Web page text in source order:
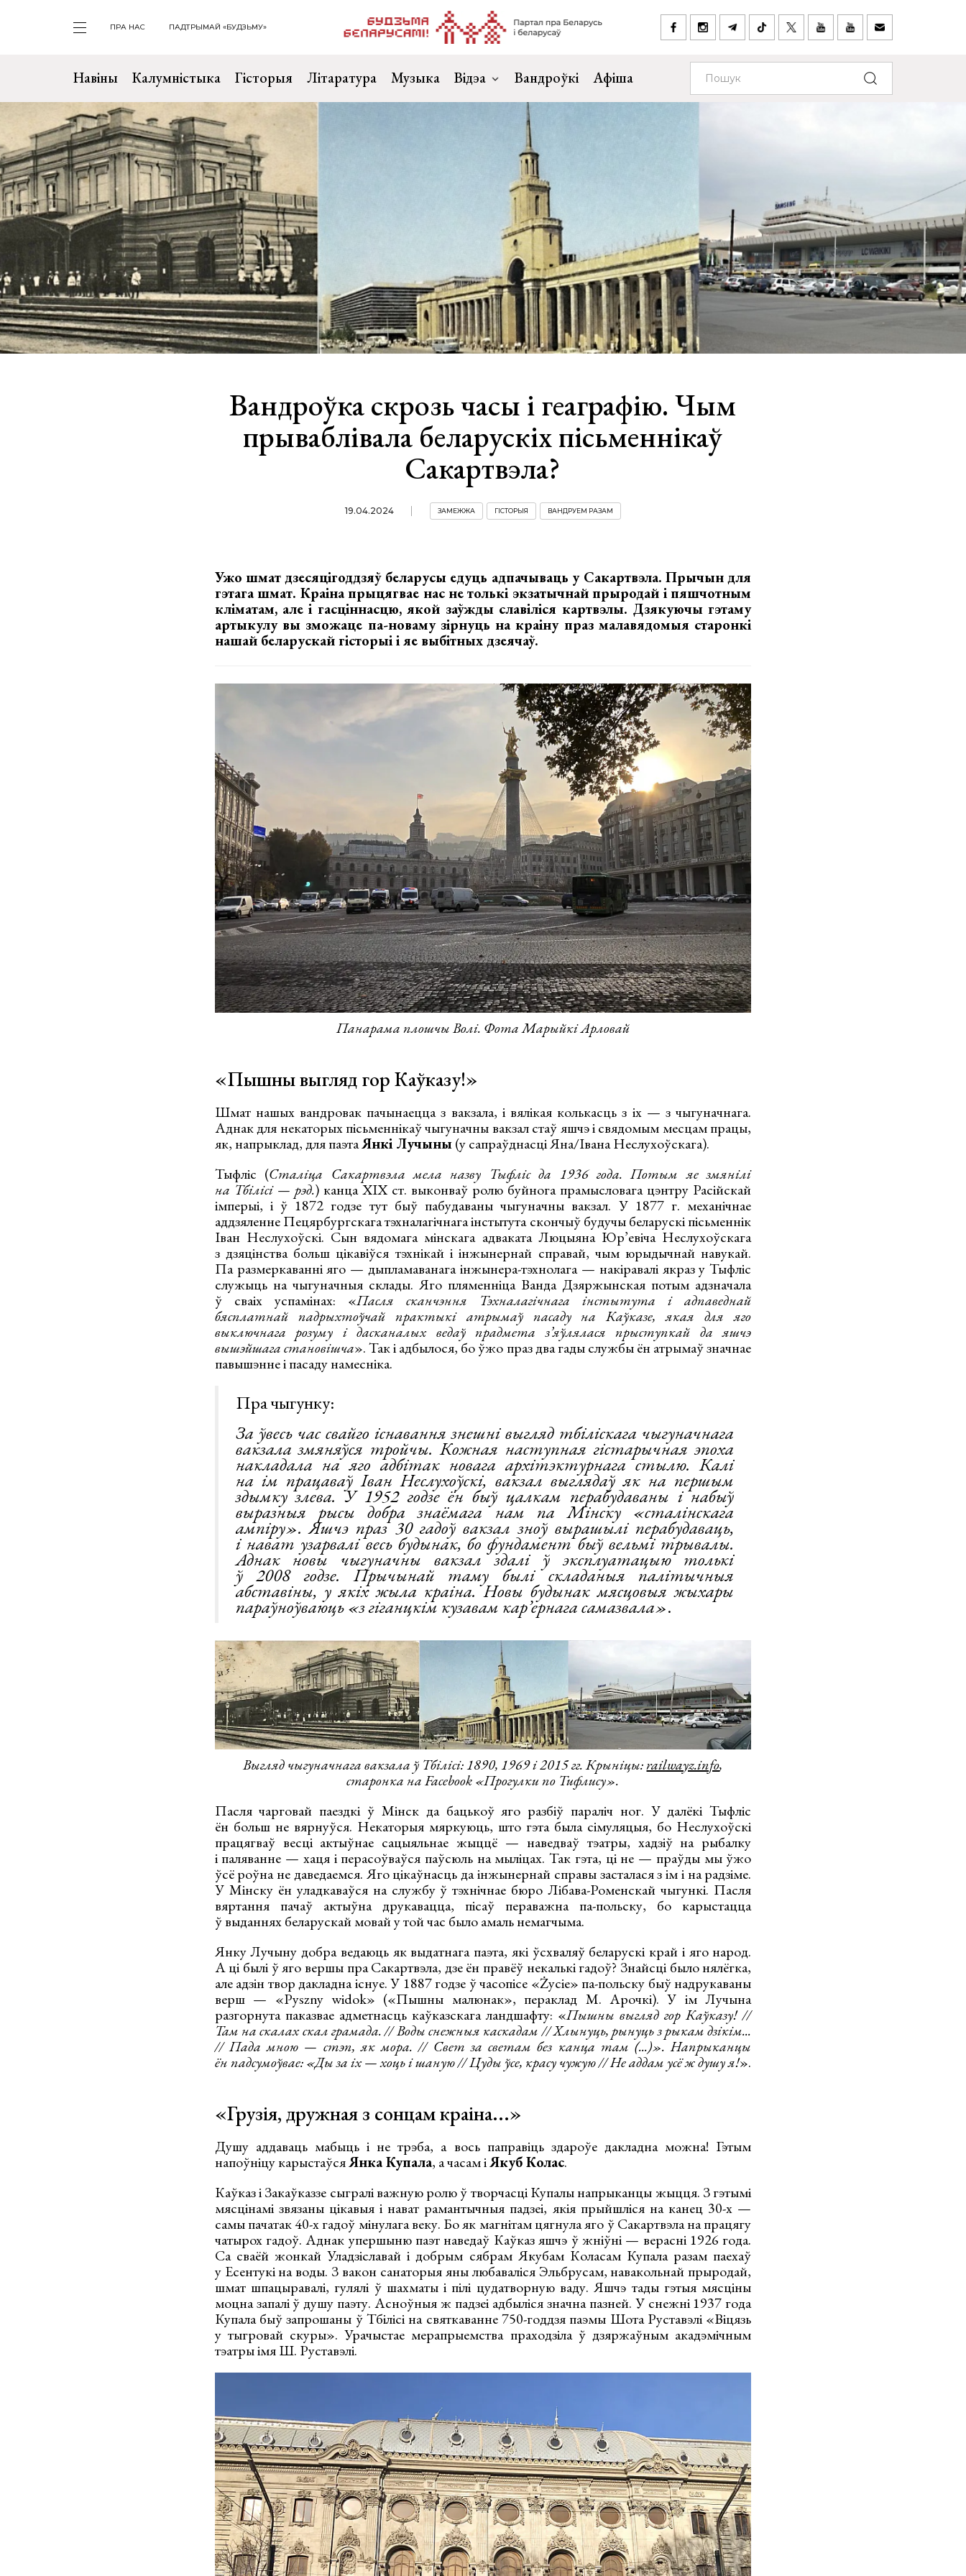
ПРА НАС ПАДТРЫМАЙ «БУДЗЬМУ»
Навіны Калумністыка Гісторыя Літаратура Музыка Відэа Вандроўкі Афіша
Вандроўка скрозь часы і геаграфію. Чым
прываблівала беларускіх пісьменнікаў
Сакартвэла?
19.04.2024 ЗАМЕЖЖА ГІСТОРЫЯ ВАНДРУЕМ РАЗАМ
Ужо шмат дзесяцігоддзяў беларусы едуць адпачываць у Сакартвэла. Прычын для
гэтага шмат. Краіна прыцягвае нас не толькі экзатычнай прыродай і пяшчотным
кліматам, але і гасціннасцю, якой заўжды славіліся картвэлы. Дзякуючы гэтаму
артыкулу вы зможаце па-новаму зірнуць на краіну праз малавядомыя старонкі
нашай беларускай гісторыі і яе выбітных дзеячаў.
Панарама плошчы Волі. Фота Марыйкі Арловай
«Пышны выгляд гор Каўказу!»
Шмат нашых вандровак пачынаецца з вакзала, і вялікая колькасць з іх — з чыгуначнага.
Аднак для некаторых пісьменнікаў чыгуначны вакзал стаў яшчэ і свядомым месцам працы,
як, напрыклад, для паэтаЯнкі Лучыны(у сапраўднасці Яна/Івана Неслухоўскага).
Тыфліс (Сталіца Сакартвэла мела назву Тыфліс да 1936 года. Потым яе змянілі
на Тбілісі — рэд.) канца ХІХ ст. выконваў ролю буйнога прамысловага цэнтру Расійскай
імперыі, і ў 1872 годзе тут быў пабудаваны чыгуначны вакзал. У 1877 г. механічнае
аддзяленне Пецярбургскага тэхналагічнага інстытута скончыў будучы беларускі пісьменнік
Іван Неслухоўскі. Сын вядомага мінскага адваката Люцыяна Юр’евіча Неслухоўскага
з дзяцінства больш цікавіўся тэхнікай і інжынернай справай, чым юрыдычнай навукай.
Па размеркаванні яго — дыпламаванага інжынера-тэхнолага — накіравалі якраз у Тыфліс
служыць на чыгуначныя склады. Яго пляменніца Ванда Дзяржынская потым адзначала
ў сваіх успамінах: «Пасля сканчэння Тэхналагічнага інстытута і адпаведнай
бясплатнай падрыхтоўчай практыкі атрымаў пасаду на Каўказе, якая для яго
выключнага розуму і дасканалых ведаў прадмета з’яўлялася прыступкай да яшчэ
вышэйшага становішча». Так і адбылося, бо ўжо праз два гады службы ён атрымаў значнае
павышэнне і пасаду намесніка.
Пра чыгунку:
За ўвесь час свайго існавання знешні выгляд тбіліскага чыгуначнага
вакзала змяняўся тройчы. Кожная наступная гістарычная эпоха
накладала на яго адбітак новага архітэктурнага стылю. Калі
на ім працаваў Іван Неслухоўскі, вакзал выглядаў як на першым
здымку злева. У 1952 годзе ён быў цалкам перабудаваны і набыў
выразныя рысы добра знаёмага нам па Мінску «сталінскага
ампіру». Яшчэ праз 30 гадоў вакзал зноў вырашылі перабудаваць,
і нават узарвалі весь будынак, бо фундамент быў вельмі трывалы.
Аднак новы чыгуначны вакзал здалі ў эксплуатацыю толькі
ў 2008 годзе. Прычынай таму былі складаныя палітычныя
абставіны, у якіх жыла краіна. Новы будынак мясцовыя жыхары
параўноўваюць «з гіганцкім кузавам кар’ернага самазвала».
Выгляд чыгуначнага вакзала ў Тбілісі: 1890, 1969 і 2015 гг. Крыніцы:railwayz.info,
старонка на Facebook «Прогулки по Тифлису».
Пасля чарговай паездкі ў Мінск да бацькоў яго разбіў параліч ног. У далёкі Тыфліс
ён больш не вярнуўся. Некаторыя мяркуюць, што гэта была сімуляцыя, бо Неслухоўскі
працягваў весці актыўнае сацыяльнае жыццё — наведваў тэатры, хадзіў на рыбалку
і паляванне — хаця і перасоўваўся паўсюль на мыліцах. Так гэта, ці не — праўды мы ўжо
ўсё роўна не даведаемся. Яго цікаўнасць да інжынернай справы засталася з ім і на радзіме.
У Мінску ён уладкаваўся на службу ў тэхнічнае бюро Лібава-Роменскай чыгункі. Пасля
вяртання пачаў актыўна друкавацца, пісаў пераважна па-польску, бо карыстацца
ў выданнях беларускай мовай у той час было амаль немагчыма.
Янку Лучыну добра ведаюць як выдатнага паэта, які ўсхваляў беларускі край і яго народ.
А ці былі ў яго вершы пра Сакартвэла, дзе ён правёў некалькі гадоў? Знайсці было нялёгка,
але адзін твор дакладна існуе. У 1887 годзе ў часопісе «Życie» па-польску быў надрукаваны
верш — «Pyszny widok» («Пышны малюнак», пераклад М. Арочкі). У ім Лучына
разгорнута паказвае адметнасць каўказскага ландшафту: «Пышны выгляд гор Каўказу! //
Там на скалах скал грамада. // Воды снежныя каскадам // Хлынуць, рынуць з рыкам дзікім...
// Пада мною — стэп, як мора. // Свет за светам без канца там (...)». Напрыканцы
ён падсумоўвае: «Ды за ix — хоць i шаную // Цуды ўсе, красу чужую // Не аддам усё ж душу я!».
«Грузія, дружная з сонцам краіна...»
Душу аддаваць мабыць і не трэба, а вось паправіць здароўе дакладна можна! Гэтым
напоўніцу карыстаўсяЯнка Купала, а часам іЯкуб Колас.
Каўказ і Закаўказзе сыгралі важную ролю ў творчасці Купалы напрыканцы жыцця. З гэтымі
мясцінамі звязаны цікавыя і нават рамантычныя падзеі, якія прыйшліся на канец 30-х —
самы пачатак 40-х гадоў мінулага веку. Бо як магнітам цягнула яго ў Сакартвэла на працягу
чатырох гадоў. Аднак упершыню паэт наведаў Каўказ яшчэ ў жніўні — верасні 1926 года.
Са сваёй жонкай Уладзіславай і добрым сябрам Якубам Коласам Купала разам паехаў
у Есентукі на воды. З вакон санаторыя яны любаваліся Эльбрусам, навакольнай прыродай,
шмат шпацыравалі, гулялі ў шахматы і пілі цудатворную ваду. Яшчэ тады гэтыя мясціны
моцна запалі ў душу паэту. Асноўныя ж падзеі адбыліся значна пазней. У снежні 1937 года
Купала быў запрошаны ў Тбілісі на святкаванне 750-годдзя паэмы Шота Руставэлі «Віцязь
у тыгровай скуры». Урачыстае мерапрыемства праходзіла ў дзяржаўным акадэмічным
тэатры імя Ш. Руставэлі.